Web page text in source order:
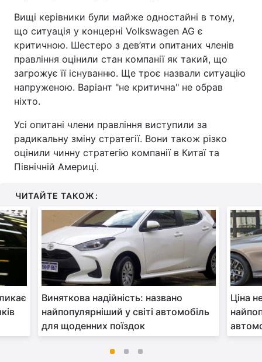
Вищі керівники були майже одностайні в тому,
що ситуація у концерні Volkswagen AG є
критичною. Шестеро з дев’яти опитаних членів
правління оцінили стан компанії як такий, що
загрожує її існуванню. Ще троє назвали ситуацію
напруженою. Варіант "не критична" не обрав
ніхто.
Усі опитані члени правління виступили за
радикальну зміну стратегії. Вони також різко
оцінили чинну стратегію компанії в Китаї та
Північній Америці.
ЧИТАЙТЕ ТАКОЖ:
Виняткова надійність: названо
найпопулярніший у світі автомобіль
для щоденних поїздок
Ціна